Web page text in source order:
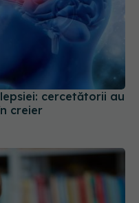
cercetătorii au
creier